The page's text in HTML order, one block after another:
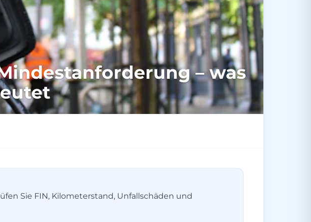
– was
Sie FIN, Kilometerstand, Unfallschäden und